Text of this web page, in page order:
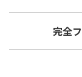
完全